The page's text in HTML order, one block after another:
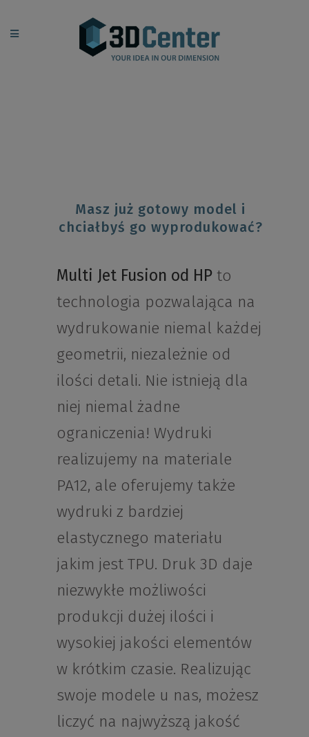
Masz już gotowy model i
chciałbyś go wyprodukować?
Multi Jet Fusion od HP to
technologia pozwalająca na
wydrukowanie niemal każdej
geometrii, niezależnie od
ilości detali. Nie istnieją dla
niej niemal żadne
ograniczenia! Wydruki
realizujemy na materiale
PA12, ale oferujemy także
wydruki z bardziej
elastycznego materiału
jakim jest TPU. Druk 3D daje
niezwykłe możliwości
produkcji dużej ilości i
wysokiej jakości elementów
w krótkim czasie. Realizując
swoje modele u nas, możesz
liczyć na najwyższą jakość